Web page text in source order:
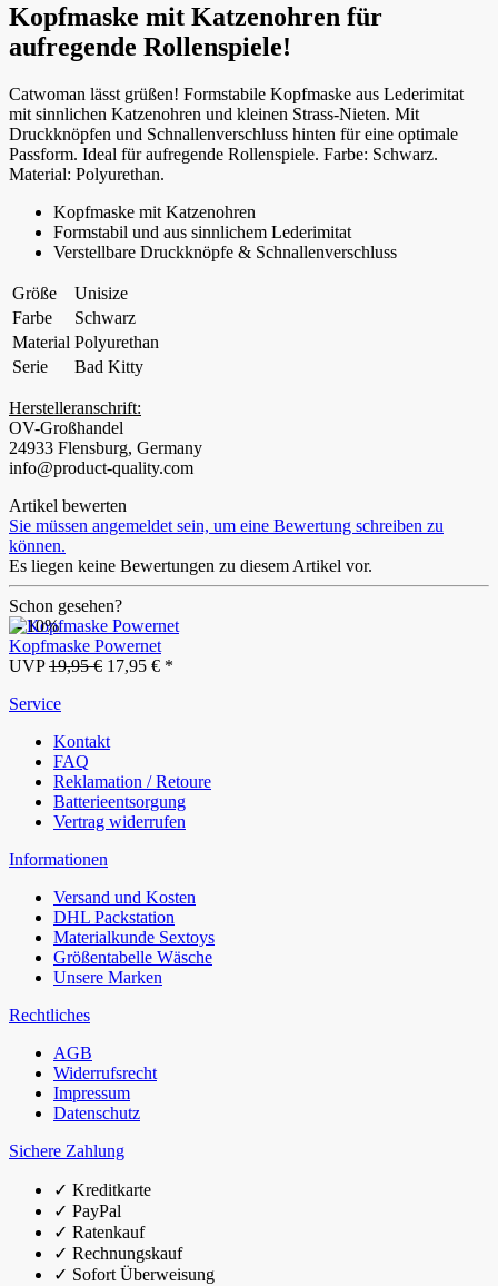
Kopfmaske mit Katzenohren für
aufregende Rollenspiele!
Catwoman lässt grüßen! Formstabile Kopfmaske aus Lederimitat
mit sinnlichen Katzenohren und kleinen Strass-Nieten. Mit
Druckknöpfen und Schnallenverschluss hinten für eine optimale
Passform. Ideal für aufregende Rollenspiele. Farbe: Schwarz.
Material: Polyurethan.
Kopfmaske mit Katzenohren
Formstabil und aus sinnlichem Lederimitat
Verstellbare Druckknöpfe & Schnallenverschluss
Größe
Unisize
Farbe
Schwarz
Material Polyurethan
Serie
Bad Kitty
Herstelleranschrift:
OV-Großhandel
24933 Flensburg, Germany
info@product-quality.com
Artikel bewerten
Sie müssen angemeldet sein, um eine Bewertung schreiben zu
können.
Es liegen keine Bewertungen zu diesem Artikel vor.
Schon gesehen?
- 10%
Kopfmaske Powernet
UVP19,95 € 17,95 € *
Service
Kontakt
FAQ
Reklamation / Retoure
Batterieentsorgung
Vertrag widerrufen
Informationen
Versand und Kosten
DHL Packstation
Materialkunde Sextoys
Größentabelle Wäsche
Unsere Marken
Rechtliches
AGB
Widerrufsrecht
Impressum
Datenschutz
Sichere Zahlung
✓ Kreditkarte
✓ PayPal
✓ Ratenkauf
✓ Rechnungskauf
✓ Sofort Überweisung